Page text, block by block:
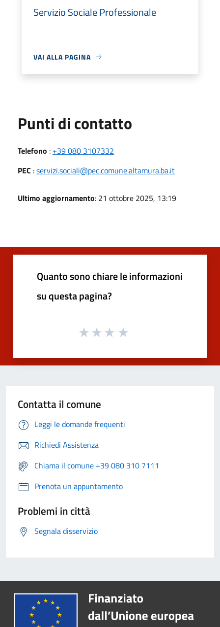
Servizio Sociale Professionale
VAI ALLA PAGINA
Punti di contatto
Telefono : +39 080 3107332
PEC :servizi.sociali@pec.comune.altamura.ba.it
Ultimo aggiornamento: 21 ottobre 2025, 13:19
Quanto sono chiare le informazioni
su questa pagina?
Contatta il comune
Leggi le domande frequenti
Richiedi Assistenza
Chiama il comune +39 080 310 7111
Prenota un appuntamento
Problemi in città
Segnala disservizio